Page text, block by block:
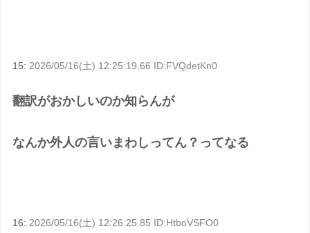
15: 2026/05/16(土) 12:25:19.66 ID:FVQdetKn0
翻訳がおかしいのか知らんが
なんか外人の言いまわしってん？ってなる
16: 2026/05/16(土) 12:26:25.85 ID:HtboVSFO0